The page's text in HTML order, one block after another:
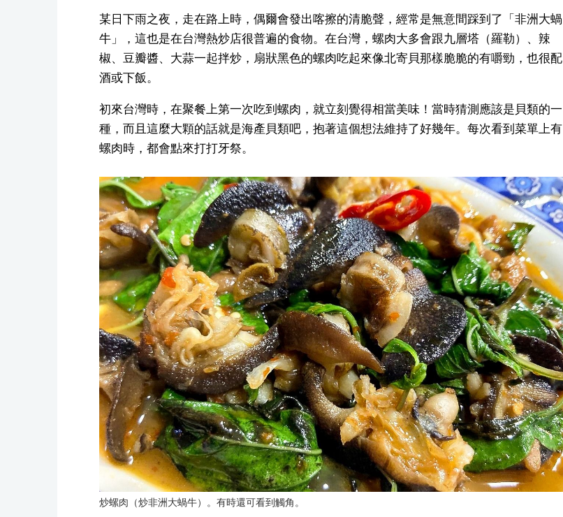
某日下雨之夜，走在路上時，偶爾會發出喀擦的清脆聲，經常是無意間踩到了「非洲大蝸
牛」，這也是在台灣熱炒店很普遍的食物。在台灣，螺肉大多會跟九層塔（羅勒）、辣
椒、豆瓣醬、大蒜一起拌炒，扇狀黑色的螺肉吃起來像北寄貝那樣脆脆的有嚼勁，也很配
酒或下飯。
初來台灣時，在聚餐上第一次吃到螺肉，就立刻覺得相當美味！當時猜測應該是貝類的一
種，而且這麼大顆的話就是海產貝類吧，抱著這個想法維持了好幾年。每次看到菜單上有
螺肉時，都會點來打打牙祭。
炒螺肉（炒非洲大蝸牛）。有時還可看到觸角。